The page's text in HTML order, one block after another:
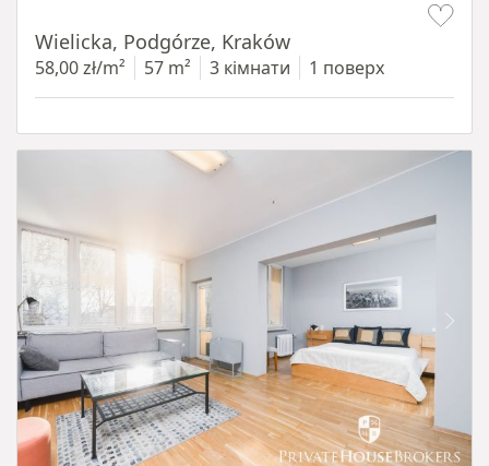
Wielicka, Podgórze, Kraków
58,00 zł/m² 57 m² 3 кімнати 1 поверх